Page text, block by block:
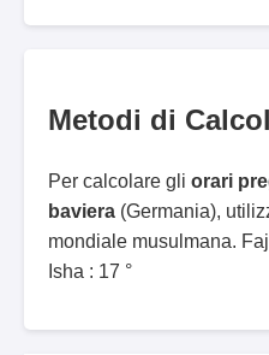
Metodi di
Per calcolare gli orari
baviera (Germania),
mondiale musulmana.
Isha : 17 °